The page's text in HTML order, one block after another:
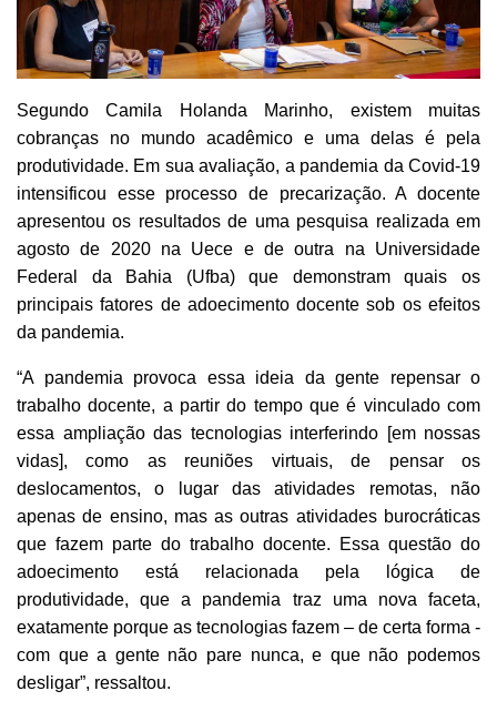
Segundo Camila Holanda Marinho, existem muitas
cobranças no mundo acadêmico e uma delas é pela
produtividade. Em sua avaliação, a pandemia da Covid-19
intensificou esse processo de precarização. A docente
apresentou os resultados de uma pesquisa realizada em
agosto de 2020 na Uece e de outra na Universidade
Federal da Bahia (Ufba) que demonstram quais os
principais fatores de adoecimento docente sob os efeitos
da pandemia.
“A pandemia provoca essa ideia da gente repensar o
trabalho docente, a partir do tempo que é vinculado com
essa ampliação das tecnologias interferindo [em nossas
vidas], como as reuniões virtuais, de pensar os
deslocamentos, o lugar das atividades remotas, não
apenas de ensino, mas as outras atividades burocráticas
que fazem parte do trabalho docente. Essa questão do
adoecimento está relacionada pela lógica de
produtividade, que a pandemia traz uma nova faceta,
exatamente porque as tecnologias fazem – de certa forma -
com que a gente não pare nunca, e que não podemos
desligar”, ressaltou.